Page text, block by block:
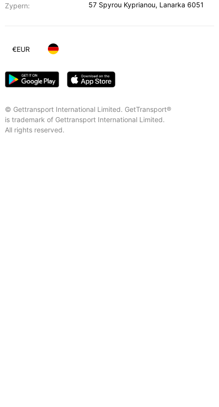
Zypern:
57 Spyrou Kyprianou, Lanarka 6051
© Gettransport International Limited. GetTransport®
is trademark of Gettransport International Limited.
All rights reserved.
€EUR